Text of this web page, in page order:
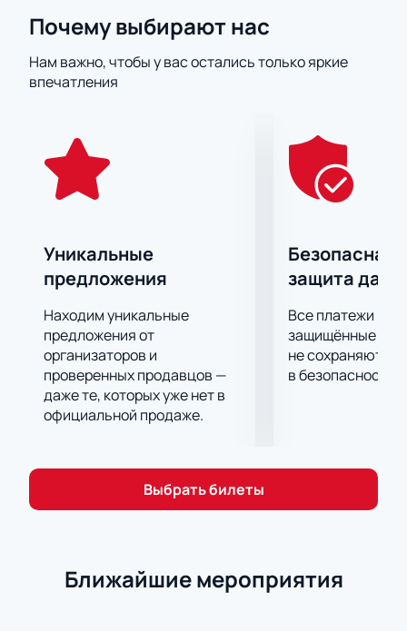
Почему выбирают нас
Нам важно, чтобы у вас остались только яркие
впечатления
Уникальные
предложения
Находим уникальные
предложения от
организаторов и
проверенных продавцов —
даже те, которых уже нет в
официальной продаже.
Безопасная
защита
Все платежи
защищённые
не сохраняются
в безопасности.
Выбрать билеты
Ближайшие мероприятия